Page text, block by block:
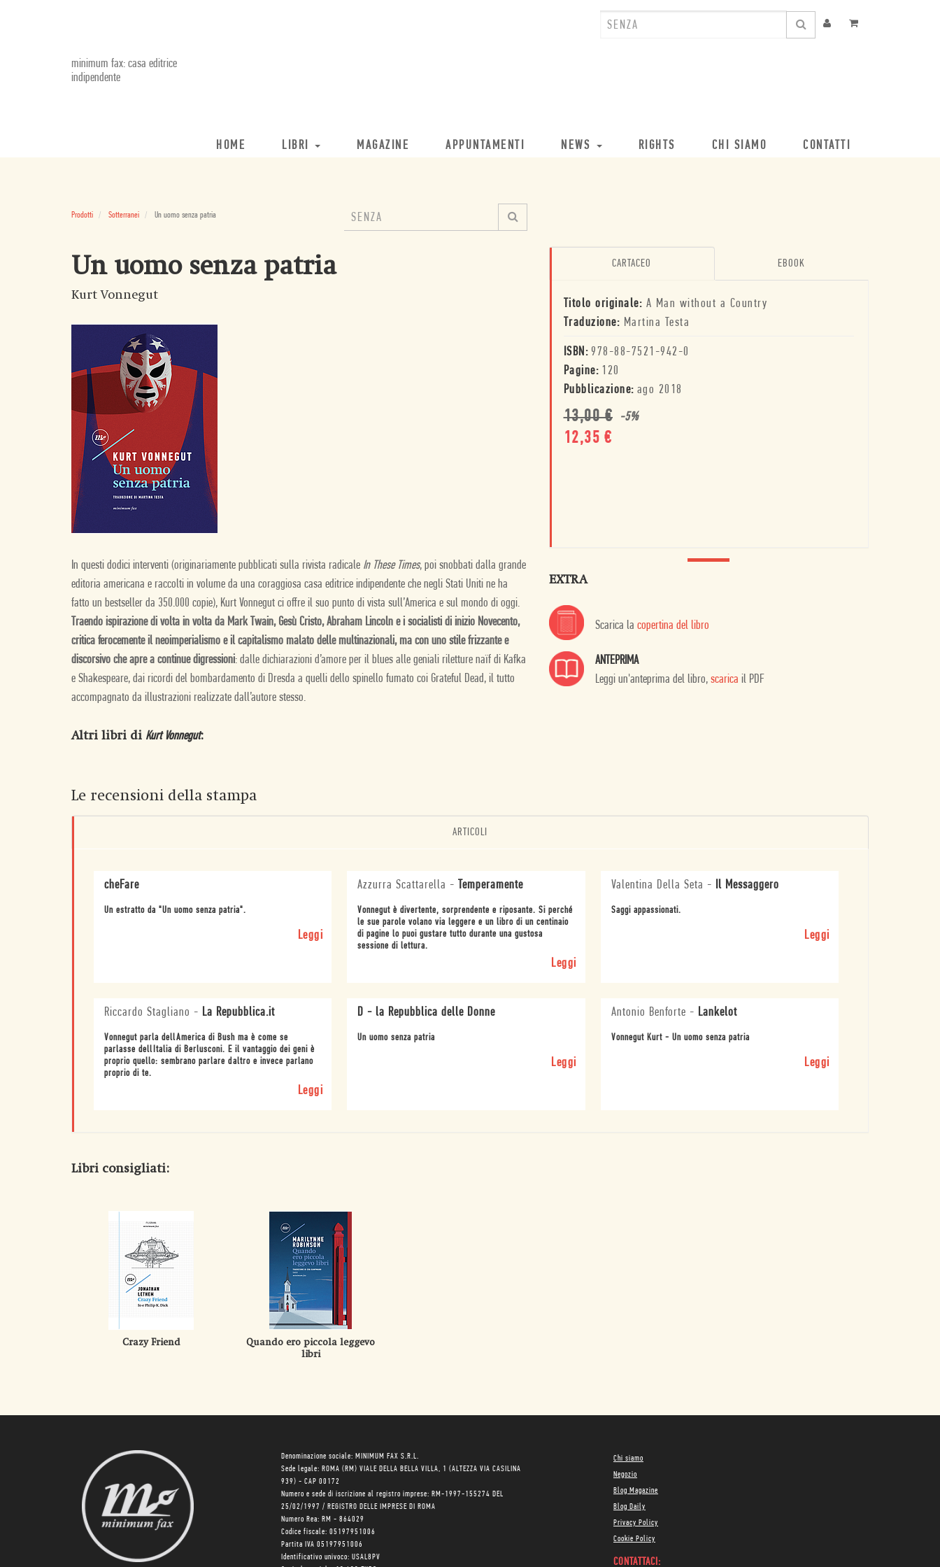
minimum fax: casa editrice
indipendente
HOME LIBRI MAGAZINE APPUNTAMENTI NEWS RIGHTS CHI SIAMO CONTATTI
Prodotti Sotterranei Un uomo senza patria
Un uomo senza patria
Kurt Vonnegut
In questi dodici interventi (originariamente pubblicati sulla rivista radicale In These Times, poi snobbati dalla grande
editoria americana e raccolti in volume da una coraggiosa casa editrice indipendente che negli Stati Uniti ne ha
fatto un bestseller da 350.000 copie), Kurt Vonnegut ci offre il suo punto di vista sull’America e sul mondo di oggi.
Traendo ispirazione di volta in volta da Mark Twain, Gesù Cristo, Abraham Lincoln e i socialisti di inizio Novecento,
critica ferocemente il neoimperialismo e il capitalismo malato delle multinazionali, ma con uno stile frizzante e
discorsivo che apre a continue digressioni: dalle dichiarazioni d’amore per il blues alle geniali riletture naïf di Kafka
e Shakespeare, dai ricordi del bombardamento di Dresda a quelli dello spinello fumato coi Grateful Dead, il tutto
accompagnato da illustrazioni realizzate dall’autore stesso.
CARTACEO EBOOK
Titolo originale: A Man without a Country
Traduzione: Martina Testa
ISBN: 978-88-7521-942-0
Pagine: 120
Pubblicazione: ago 2018
13,00€ -5%
12,35 €
EXTRA
Scarica la copertina del libro
ANTEPRIMA
Leggi un'anteprima del libro, scarica il PDF
Altri libri di Kurt Vonnegut:
Le recensioni della stampa
ARTICOLI
cheFare
Un estratto da "Un uomo senza patria".
Leggi
Azzurra Scattarella - Temperamente
Vonnegut è divertente, sorprendente e riposante. Si perché
le sue parole volano via leggere e un libro di un centinaio
di pagine lo puoi gustare tutto durante una gustosa
sessione di lettura.
Leggi
Valentina Della Seta - Il Messaggero
Saggi appassionati.
Leggi
Riccardo Stagliano - La Repubblica.it
Vonnegut parla dellAmerica di Bush ma è come se
parlasse dellItalia di Berlusconi. E il vantaggio dei geni è
proprio quello: sembrano parlare daltro e invece parlano
proprio di te.
Leggi
D - la Repubblica delle Donne
Un uomo senza patria
Leggi
Antonio Benforte - Lankelot
Vonnegut Kurt - Un uomo senza patria
Leggi
Libri consigliati:
Crazy Friend
Quando ero piccola leggevo
libri
Denominazione sociale: MINIMUM FAX S.R.L.
Sede legale: ROMA (RM) VIALE DELLA BELLA VILLA, 1 (ALTEZZA VIA CASILINA
939) - CAP 00172
Numero e sede di iscrizione al registro imprese: RM-1997-155274 DEL
25/02/1997 / REGISTRO DELLE IMPRESE DI ROMA
Numero Rea: RM - 864029
Codice fiscale: 05197951006
Partita IVA 05197951006
Identificativo univoco: USAL8PV
Chi siamo
Negozio
Blog Magazine
Blog Daily
Privacy Policy
Cookie Policy
CONTATTACI: